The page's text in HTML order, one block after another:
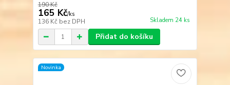
190 Kč
165 Kč/ks
136 Kč bez DPH Skladem 24 ks
Přidat do košíku
Novinka